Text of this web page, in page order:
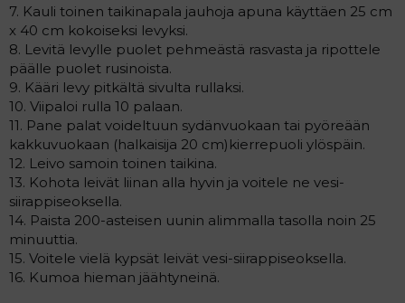
7. Kauli toinen taikinapala jauhoja apuna käyttäen 25 cm
x 40 cm kokoiseksi levyksi.
8. Levitä levylle puolet pehmeästä rasvasta ja ripottele
päälle puolet rusinoista.
9. Kääri levy pitkältä sivulta rullaksi.
10. Viipaloi rulla 10 palaan.
11. Pane palat voideltuun sydänvuokaan tai pyöreään
kakkuvuokaan (halkaisija 20 cm)kierrepuoli ylöspäin.
12. Leivo samoin toinen taikina.
13. Kohota leivät liinan alla hyvin ja voitele ne vesi-
siirappiseoksella.
14. Paista 200-asteisen uunin alimmalla tasolla noin 25
minuuttia.
15. Voitele vielä kypsät leivät vesi-siirappiseoksella.
16. Kumoa hieman jäähtyneinä.